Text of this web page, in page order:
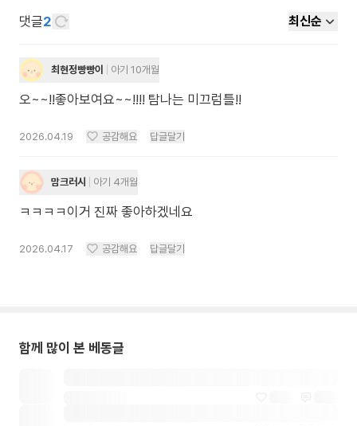
댓글2 최신순
최현정빵빵이 아기 10개월
오~~!!좋아보여요~~!!!! 탐나는 미끄럼틀!!
2026.04.19 공감해요 답글달기
맘크러시 아기 4개월
ㅋㅋㅋㅋ이거 진짜 좋아하겠네요
2026.04.17 공감해요 답글달기
함께 많이 본 베동글